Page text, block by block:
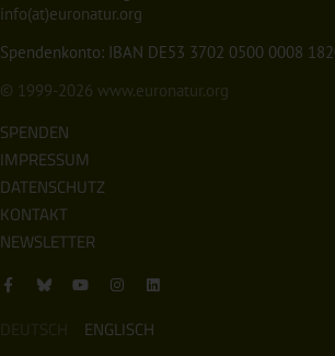
info(at)euronatur.org
Spendenkonto: IBAN DE53 3702 0500 0008
© 1999-2026 www.euronatur.org
SPENDEN
IMPRESSUM
DATENSCHUTZ
KONTAKT
NEWSLETTER
DEUTSCH ENGLISCH